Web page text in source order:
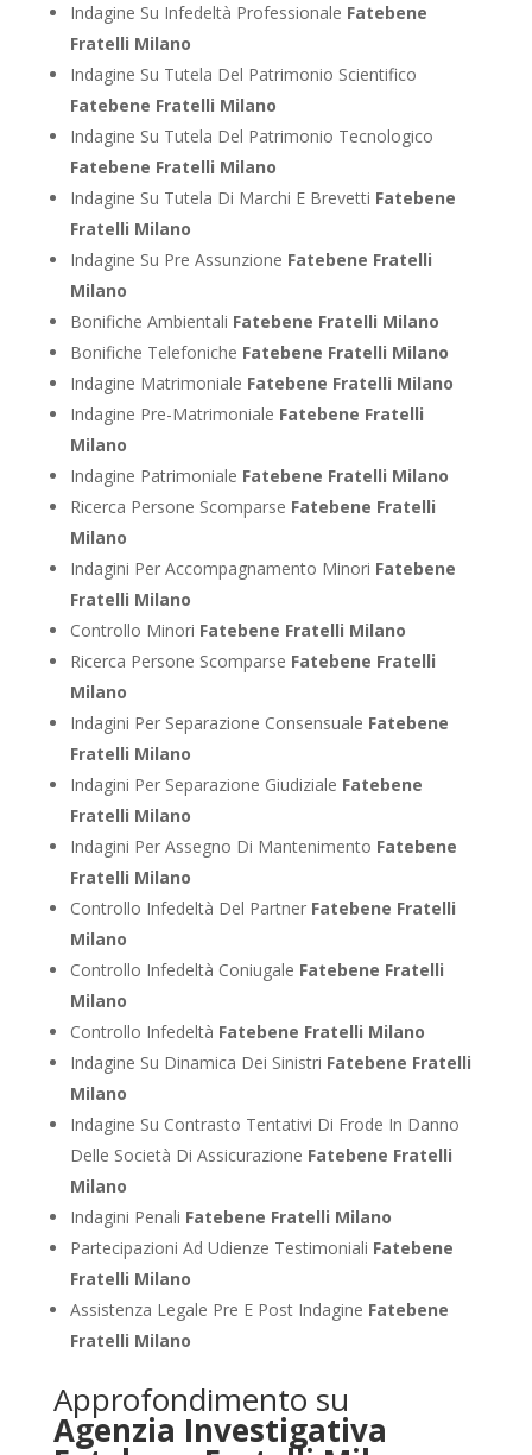
Indagine Su Infedeltà Professionale Fatebene
Fratelli Milano
Indagine Su Tutela Del Patrimonio Scientifico
Fatebene Fratelli Milano
Indagine Su Tutela Del Patrimonio Tecnologico
Fatebene Fratelli Milano
Indagine Su Tutela Di Marchi E Brevetti Fatebene
Fratelli Milano
Indagine Su Pre Assunzione Fatebene Fratelli
Milano
Bonifiche Ambientali Fatebene Fratelli Milano
Bonifiche Telefoniche Fatebene Fratelli Milano
Indagine Matrimoniale Fatebene Fratelli Milano
Indagine Pre-Matrimoniale Fatebene Fratelli
Milano
Indagine Patrimoniale Fatebene Fratelli Milano
Ricerca Persone Scomparse Fatebene Fratelli
Milano
Indagini Per Accompagnamento Minori Fatebene
Fratelli Milano
Controllo Minori Fatebene Fratelli Milano
Ricerca Persone Scomparse Fatebene Fratelli
Milano
Indagini Per Separazione Consensuale Fatebene
Fratelli Milano
Indagini Per Separazione Giudiziale Fatebene
Fratelli Milano
Indagini Per Assegno Di Mantenimento Fatebene
Fratelli Milano
Controllo Infedeltà Del Partner Fatebene Fratelli
Milano
Controllo Infedeltà Coniugale Fatebene Fratelli
Milano
Controllo Infedeltà Fatebene Fratelli Milano
Indagine Su Dinamica Dei Sinistri Fatebene Fratelli
Milano
Indagine Su Contrasto Tentativi Di Frode In Danno
Delle Società Di Assicurazione Fatebene Fratelli
Milano
Indagini Penali Fatebene Fratelli Milano
Partecipazioni Ad Udienze Testimoniali Fatebene
Fratelli Milano
Assistenza Legale Pre E Post Indagine Fatebene
Fratelli Milano
Approfondimento su
Agenzia Investigativa